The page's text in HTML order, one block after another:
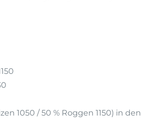
1050 / 50 % Roggen 1150) in den